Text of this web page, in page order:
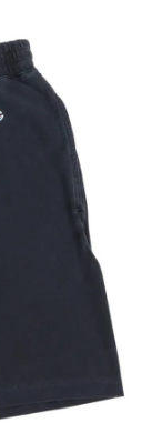
36
企画サイズで
ざいます。
。
色が多少異なる